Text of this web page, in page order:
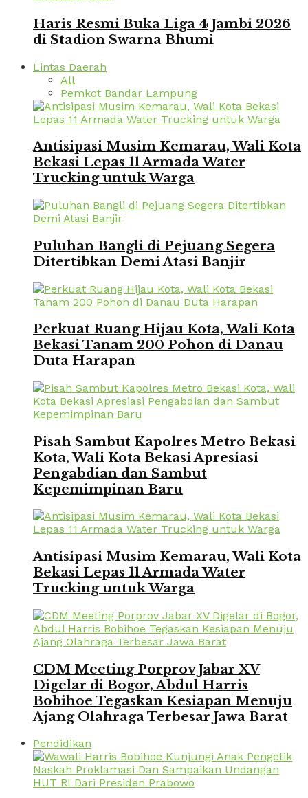
Haris Resmi Buka Liga 4 Jambi 2026
di Stadion Swarna Bhumi
Lintas Daerah
All
Pemkot Bandar Lampung
Antisipasi Musim Kemarau, Wali Kota
Bekasi Lepas 11 Armada Water
Trucking untuk Warga
Puluhan Bangli di Pejuang Segera
Ditertibkan Demi Atasi Banjir
Perkuat Ruang Hijau Kota, Wali Kota
Bekasi Tanam 200 Pohon di Danau
Duta Harapan
Pisah Sambut Kapolres Metro Bekasi
Kota, Wali Kota Bekasi Apresiasi
Pengabdian dan Sambut
Kepemimpinan Baru
Antisipasi Musim Kemarau, Wali Kota
Bekasi Lepas 11 Armada Water
Trucking untuk Warga
CDM Meeting Porprov Jabar XV
Digelar di Bogor, Abdul Harris
Bobihoe Tegaskan Kesiapan Menuju
Ajang Olahraga Terbesar Jawa Barat
Pendidikan